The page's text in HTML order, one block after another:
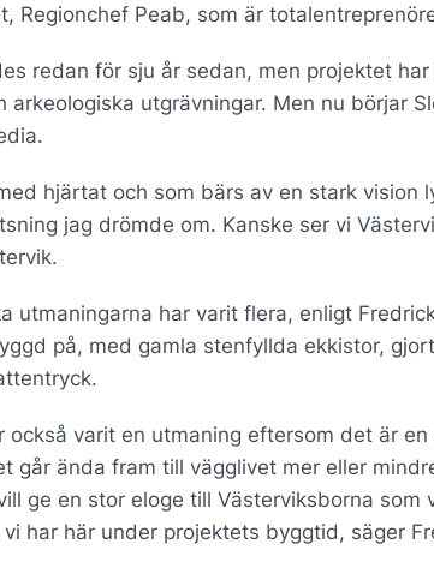
Regionchef Peab, som är
redan för sju år sedan, men projektet
arkeologiska utgrävningar. Men nu börjar
hjärtat och som bärs av en stark vision
jag drömde om. Kanske ser vi
utmaningarna har varit flera, enligt
på, med gamla stenfyllda ekkistor,
också varit en utmaning eftersom det är
går ända fram till vägglivet mer eller
ge en stor eloge till Västerviksborna
har här under projektets byggtid, säger